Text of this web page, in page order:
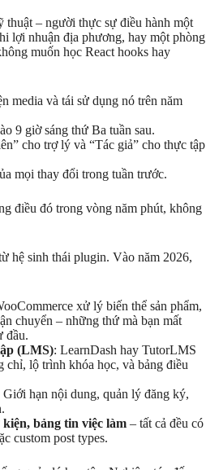
– người thực sự điều hành một
lợi nhuận địa phương, hay một phòng
muốn học React hooks hay
media và tái sử dụng nó trên năm
9 giờ sáng thứ Ba tuần sau.
cho trợ lý và “Tác giả” cho thực tập
mọi thay đổi trong tuần trước.
điều đó trong vòng năm phút, không
hệ sinh thái plugin. Vào năm 2026,
xử lý biến thể sản phẩm,
chuyển – những thứ mà bạn mất
đầu.
(LMS): LearnDash hay TutorLMS
chỉ, lộ trình khóa học, và bảng điều
Giới hạn nội dung, quản lý đăng ký,
bảng tin việc làm – tất cả đều có
custom post types.